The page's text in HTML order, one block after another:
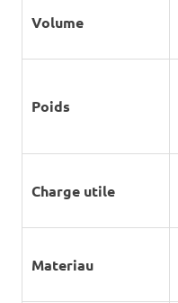
Volume
Poids
Charge utile
Materiau